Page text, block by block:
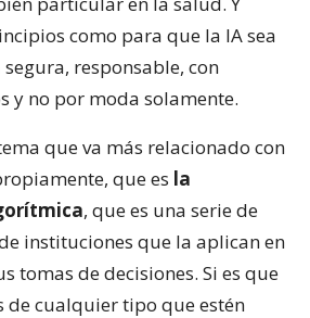
como para que la IA sea
responsable, con
y no por moda solamente.
que va más relacionado con
que es la
, que es una serie de
instituciones que la aplican en
tomas de decisiones. Si es que
cualquier tipo que estén